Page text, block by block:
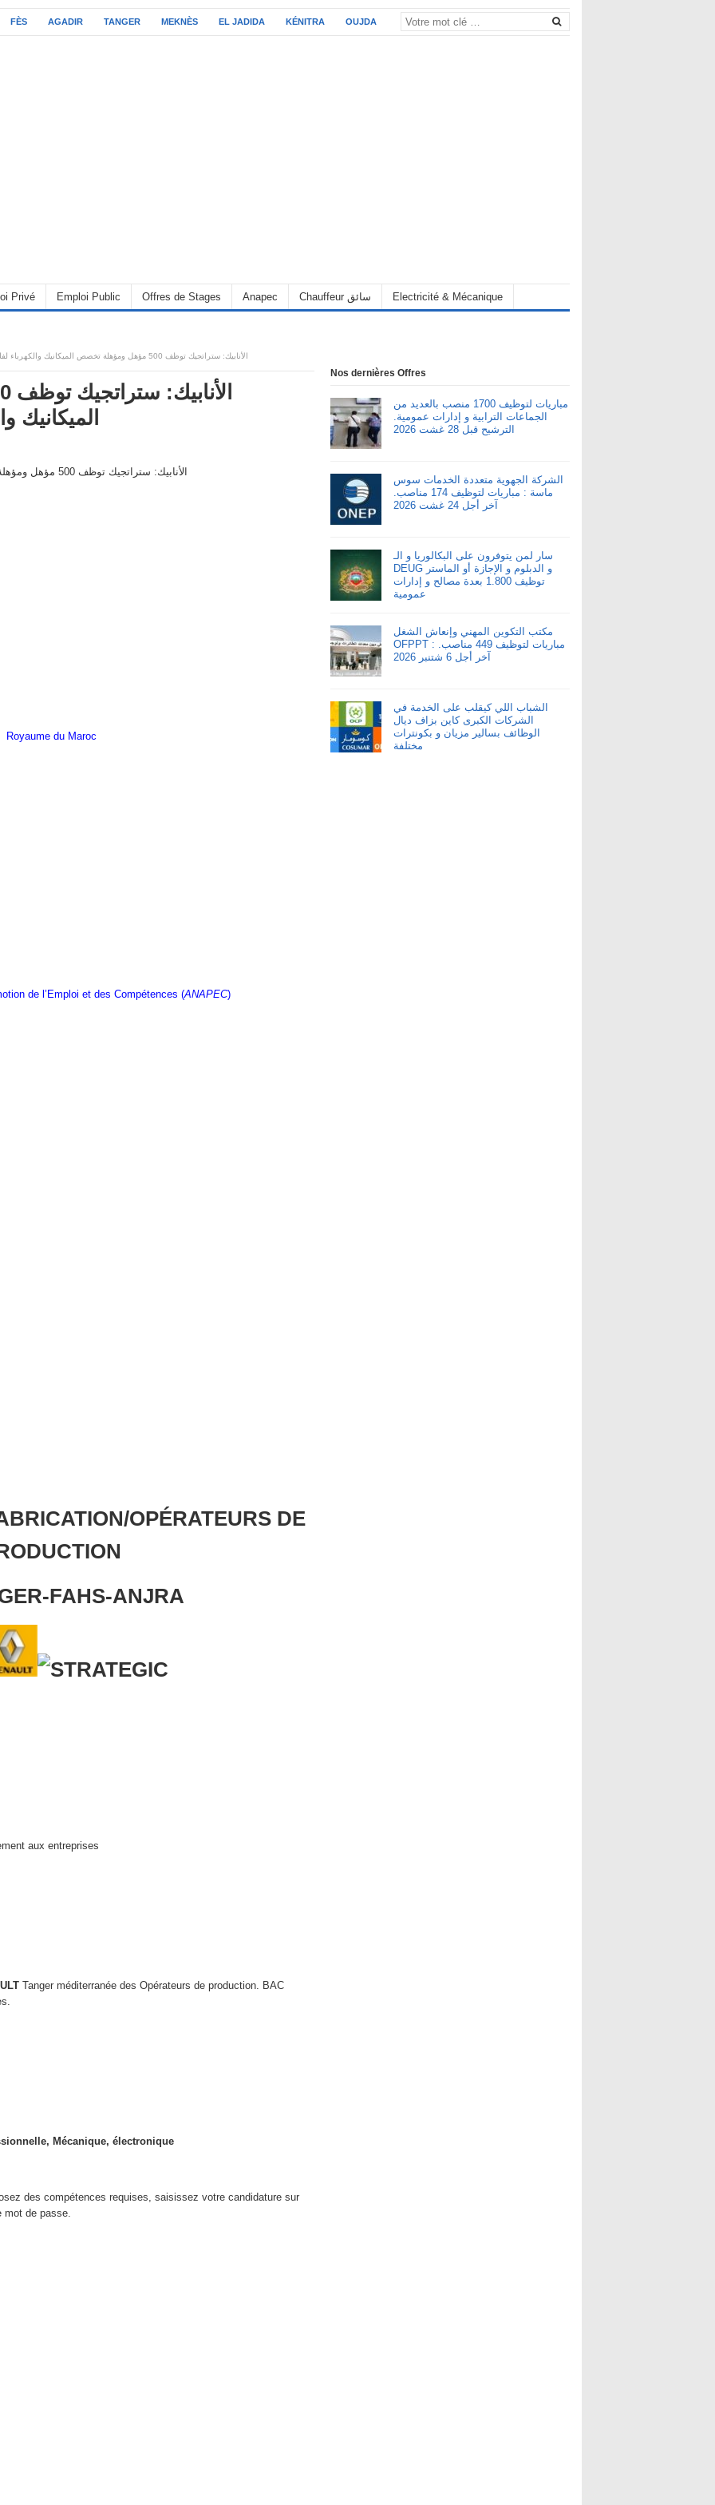
FÈS AGADIR TANGER MEKNÈS EL JADIDA KÉNITRA OUJDA
Privé Emploi Public Offres de Stages Anapec Chauffeur سائق Electricité & Mécanique
الأنابيك: ستراتجيك توظف 500 مؤهل ومؤهلة تخصص الميكانيك والكهرباء لفائدة رونو طنجة
الميكانيك
Royaume du Maroc
de l’Emploi et des Compétences (ANAPEC)
OPÉRATEURS DE
FAHS-ANJRA
aux entreprises
Tanger méditerranée des Opérateurs de production. BAC
Mécanique, électronique
des compétences requises, saisissez votre candidature sur
mot de passe.
Nos dernières Offres
مباريات لتوظيف 1700 منصب بالعديد من
الجماعات الترابية و إدارات عمومية.
الترشيح قبل 28 غشت 2026
الشركة الجهوية متعددة الخدمات سوس
ماسة : مباريات لتوظيف 174 مناصب.
آخر أجل 24 غشت 2026
سار لمن يتوفرون على البكالوريا و الـ
DEUG و الدبلوم و الإجازة أو الماستر
توظيف 1.800 بعدة مصالح و إدارات
عمومية
مكتب التكوين المهني وإنعاش الشغل
OFPPT : مباريات لتوظيف 449 مناصب.
آخر أجل 6 شتنبر 2026
الشباب اللي كيقلب على الخدمة في
الشركات الكبرى كاين بزاف ديال
الوظائف بسالير مزيان و بكونترات
مختلفة